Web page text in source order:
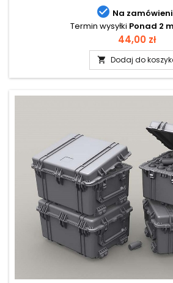
 Na
Termin wysyłki Ponad 2
Cena
44,00 zł
 Dodaj do